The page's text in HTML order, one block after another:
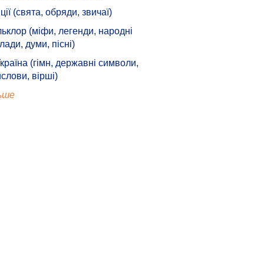
(свята, обряди, звичаї)
(міфи, легенди, народні
думи, пісні)
(гімн, державні символи,
вірші)